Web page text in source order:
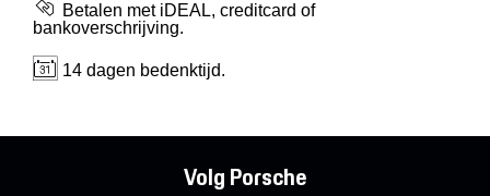
Betalen met iDEAL, creditcard of
bankoverschrijving.
14 dagen bedenktijd.
Volg Porsche